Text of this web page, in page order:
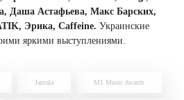
Даша Астафьева, Макс Барских,
Эрика, Caffeine. Украинские
яркими выступлениями.
Jamala M1 Music Awards